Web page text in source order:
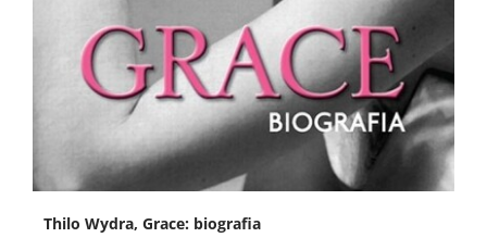
Thilo Wydra, Grace: biografia